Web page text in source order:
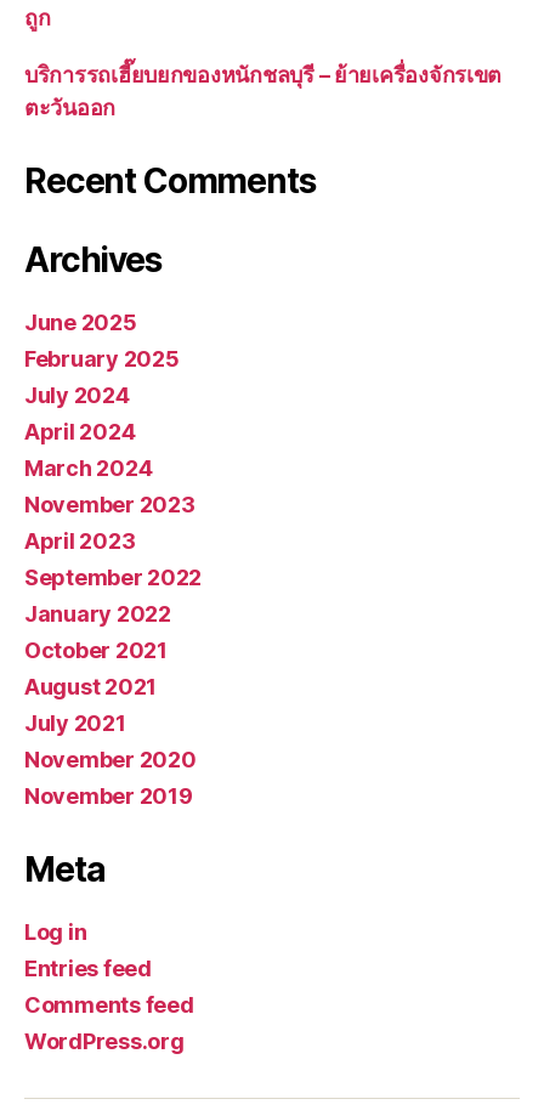
ถูก
บริการรถเฮี๊ยบยกของหนักชลบุรี – ย้ายเครื่องจักรเขต
ตะวันออก
Recent Comments
Archives
June 2025
February 2025
July 2024
April 2024
March 2024
November 2023
April 2023
September 2022
January 2022
October 2021
August 2021
July 2021
November 2020
November 2019
Meta
Log in
Entries feed
Comments feed
WordPress.org